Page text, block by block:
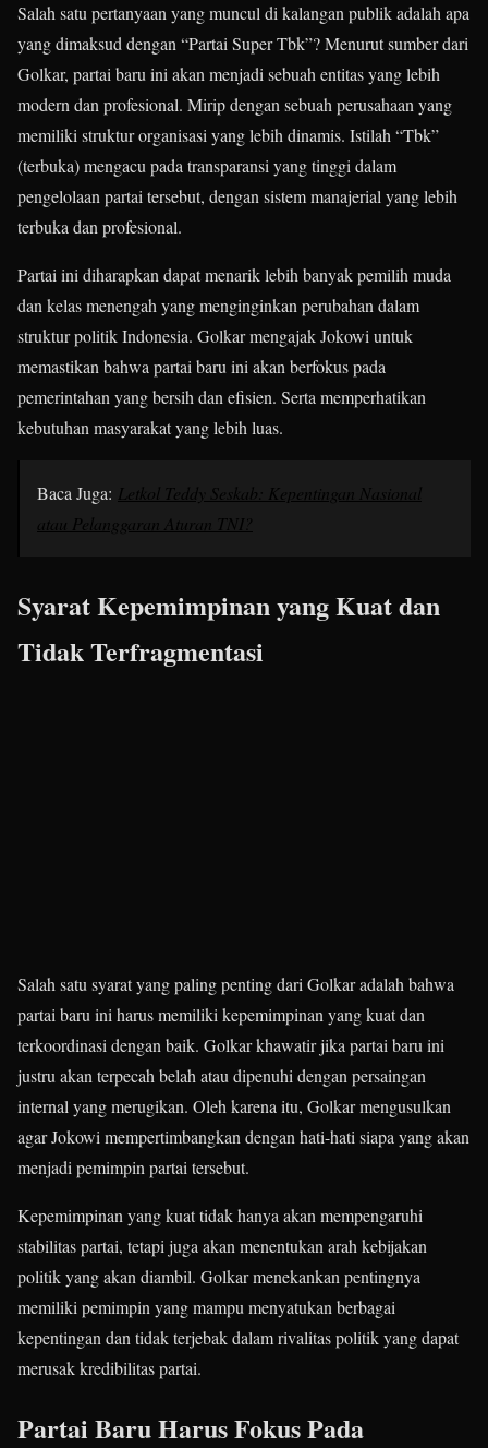
Salah satu pertanyaan yang muncul di kalangan publik adalah apa
yang dimaksud dengan “Partai Super Tbk”? Menurut sumber dari
Golkar, partai baru ini akan menjadi sebuah entitas yang lebih
modern dan profesional. Mirip dengan sebuah perusahaan yang
memiliki struktur organisasi yang lebih dinamis. Istilah “Tbk”
(terbuka) mengacu pada transparansi yang tinggi dalam
pengelolaan partai tersebut, dengan sistem manajerial yang lebih
terbuka dan profesional.
Partai ini diharapkan dapat menarik lebih banyak pemilih muda
dan kelas menengah yang menginginkan perubahan dalam
struktur politik Indonesia. Golkar mengajak Jokowi untuk
memastikan bahwa partai baru ini akan berfokus pada
pemerintahan yang bersih dan efisien. Serta memperhatikan
kebutuhan masyarakat yang lebih luas.
Baca Juga: Letkol Teddy Seskab: Kepentingan Nasional
atau Pelanggaran Aturan TNI?
Syarat Kepemimpinan yang Kuat dan
Tidak Terfragmentasi
Salah satu syarat yang paling penting dari Golkar adalah bahwa
partai baru ini harus memiliki kepemimpinan yang kuat dan
terkoordinasi dengan baik. Golkar khawatir jika partai baru ini
justru akan terpecah belah atau dipenuhi dengan persaingan
internal yang merugikan. Oleh karena itu, Golkar mengusulkan
agar Jokowi mempertimbangkan dengan hati-hati siapa yang akan
menjadi pemimpin partai tersebut.
Kepemimpinan yang kuat tidak hanya akan mempengaruhi
stabilitas partai, tetapi juga akan menentukan arah kebijakan
politik yang akan diambil. Golkar menekankan pentingnya
memiliki pemimpin yang mampu menyatukan berbagai
kepentingan dan tidak terjebak dalam rivalitas politik yang dapat
merusak kredibilitas partai.
Partai Baru Harus Fokus Pada